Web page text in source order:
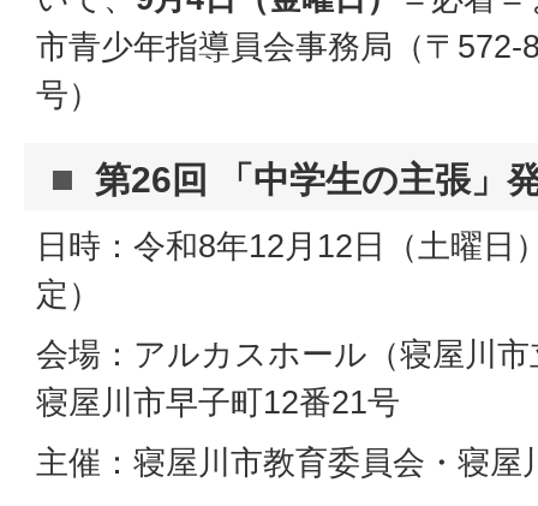
市青少年指導員会事務局（〒
号）
第26回 「中学生の主張」
日時：令和8年12月12日（土曜日
定）
会場：アルカスホール（寝屋川
寝屋川市早子町12番21号
主催：寝屋川市教育委員会・寝屋